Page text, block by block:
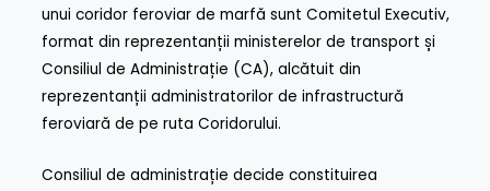
unui coridor feroviar de marfă sunt Comitetul Executiv,
format din reprezentanții ministerelor de transport și
Consiliul de Administrație (CA), alcătuit din
reprezentanții administratorilor de infrastructură
feroviară de pe ruta Coridorului.
Consiliul de administrație decide constituirea